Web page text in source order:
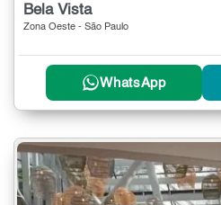
Bela Vista
Zona Oeste - São Paulo
WhatsApp